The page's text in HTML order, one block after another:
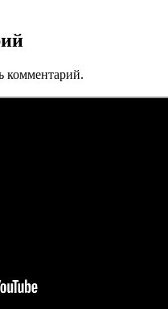
комментарий.